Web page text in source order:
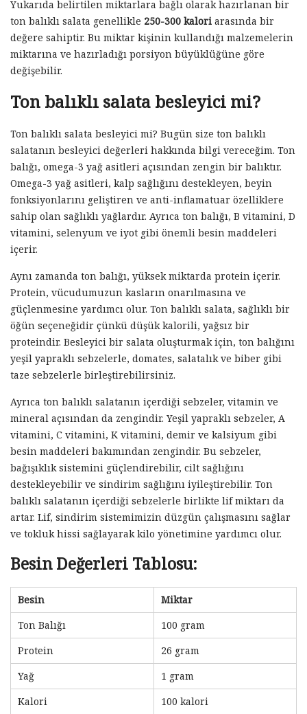
Yukarıda belirtilen miktarlara bağlı olarak hazırlanan bir
ton balıklı salata genellikle 250-300 kalori arasında bir
değere sahiptir. Bu miktar kişinin kullandığı malzemelerin
miktarına ve hazırladığı porsiyon büyüklüğüne göre
değişebilir.
Ton balıklı salata besleyici mi?
Ton balıklı salata besleyici mi? Bugün size ton balıklı
salatanın besleyici değerleri hakkında bilgi vereceğim. Ton
balığı, omega-3 yağ asitleri açısından zengin bir balıktır.
Omega-3 yağ asitleri, kalp sağlığını destekleyen, beyin
fonksiyonlarını geliştiren ve anti-inflamatuar özelliklere
sahip olan sağlıklı yağlardır. Ayrıca ton balığı, B vitamini, D
vitamini, selenyum ve iyot gibi önemli besin maddeleri
içerir.
Aynı zamanda ton balığı, yüksek miktarda protein içerir.
Protein, vücudumuzun kasların onarılmasına ve
güçlenmesine yardımcı olur. Ton balıklı salata, sağlıklı bir
öğün seçeneğidir çünkü düşük kalorili, yağsız bir
proteindir. Besleyici bir salata oluşturmak için, ton balığını
yeşil yapraklı sebzelerle, domates, salatalık ve biber gibi
taze sebzelerle birleştirebilirsiniz.
Ayrıca ton balıklı salatanın içerdiği sebzeler, vitamin ve
mineral açısından da zengindir. Yeşil yapraklı sebzeler, A
vitamini, C vitamini, K vitamini, demir ve kalsiyum gibi
besin maddeleri bakımından zengindir. Bu sebzeler,
bağışıklık sistemini güçlendirebilir, cilt sağlığını
destekleyebilir ve sindirim sağlığını iyileştirebilir. Ton
balıklı salatanın içerdiği sebzelerle birlikte lif miktarı da
artar. Lif, sindirim sistemimizin düzgün çalışmasını sağlar
ve tokluk hissi sağlayarak kilo yönetimine yardımcı olur.
Besin Değerleri Tablosu:
Besin
Miktar
Ton Balığı
100 gram
Protein
26 gram
Yağ
1 gram
Kalori
100 kalori